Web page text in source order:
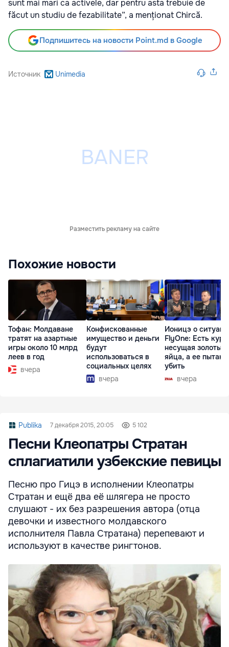
sunt mai mari ca activele, dar pentru asta trebuie de
făcut un studiu de fezabilitate”, a menționat Chircă.
Подпишитесь на новости Point.md в Google
Источник Unimedia
Разместить рекламу на сайте
Похожие новости
Тофан: Молдаване
тратят на азартные
игры около 10 млрд
леев в год
вчера
Конфискованные
имущество и деньги
будут
использоваться в
социальных целях
вчера
Ионицэ о
FlyOne: Есть
несущая золотые
яйца, а ее
убить
вчера
Publika 7 декабря 2015, 20:05 5 102
Песни Клеопатры Стратан
сплагиатили узбекские певицы
Песню про Гицэ в исполнении Клеопатры
Стратан и ещё два её шлягера не просто
слушают - их без разрешения автора (отца
девочки и известного молдавского
исполнителя Павла Стратана) перепевают и
используют в качестве рингтонов.